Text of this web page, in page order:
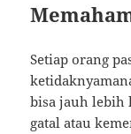
Setiap orang
bisa jauh lebih
gatal atau